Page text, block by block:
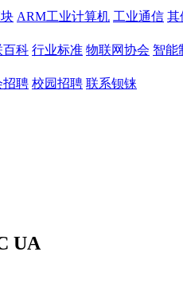
ARM工业计算机 工业通信 其
百科 行业标准 物联网协会 智能
招聘 校园招聘 联系钡铼
UA